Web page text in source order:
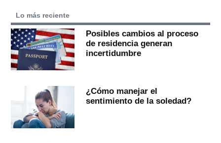
Lo más reciente
Posibles cambios al proceso
de residencia generan
incertidumbre
¿Cómo manejar el
sentimiento de la soledad?